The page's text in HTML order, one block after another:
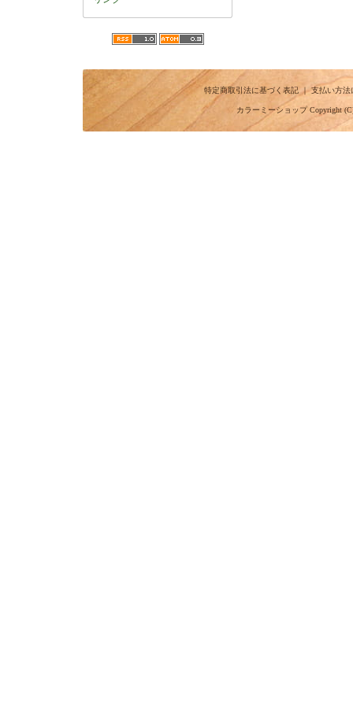
特定商取引法に基づく表記｜支払い方法
カラーミーショップCopyright